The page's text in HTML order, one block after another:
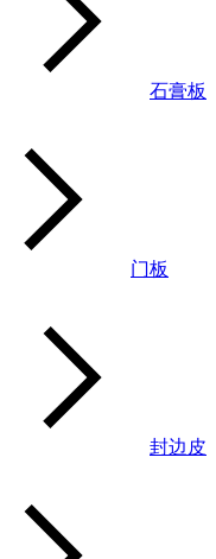
石膏板
门板
封边皮